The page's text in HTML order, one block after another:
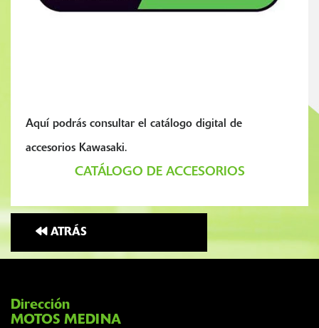
Aquí podrás consultar el catálogo digital de
accesorios Kawasaki.
CATÁLOGO DE ACCESORIOS
ATRÁS
Dirección
MOTOS MEDINA